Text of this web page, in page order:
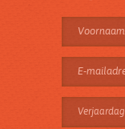
Verjaardag